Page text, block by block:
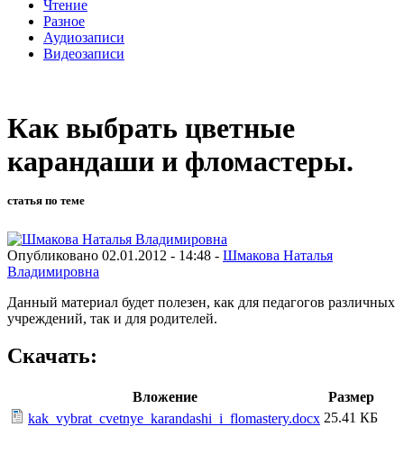
Чтение
Разное
Аудиозаписи
Видеозаписи
Как выбрать цветные
карандаши и фломастеры.
статья по теме
Опубликовано 02.01.2012 - 14:48 - Шмакова Наталья
Владимировна
Данный материал будет полезен, как для педагогов различных
учреждений, так и для родителей.
Скачать:
Вложение
Размер
kak_vybrat_cvetnye_karandashi_i_flomastery.docx 25.41 КБ